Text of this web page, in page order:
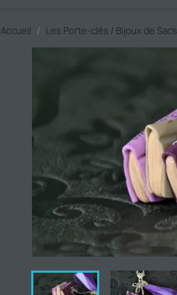
Accueil Les Porte-clés / Bijoux de Sacs